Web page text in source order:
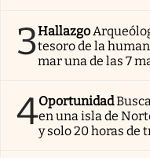
3Hallazgo
tesoro de la
mar una de las 7
4Oportunidad
en una isla de
y solo 20 horas de